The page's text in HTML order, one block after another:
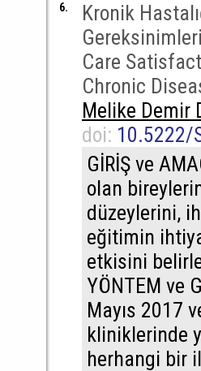
6.
Kronik
Care
Chronic
Melike Demir
doi: 10.5222/
GİRİŞ ve
olan
düzeylerini,
eğitimin
etkisini
YÖNTEM ve
Mayıs 2017
kliniklerinde
herhangi bir